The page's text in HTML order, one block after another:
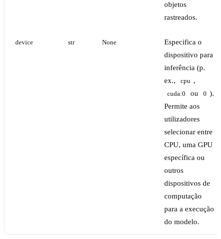
objetos
rastreados.
device str None
Especifica o
dispositivo para
inferência (p.
ex.,
cpu ,
cuda:0 ou 0 ).
Permite aos
utilizadores
selecionar entre
CPU, uma GPU
específica ou
outros
dispositivos de
computação
para a execução
do modelo.